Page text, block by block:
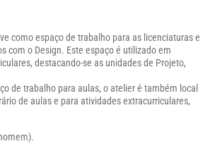
como espaço de trabalho para as licenciaturas e
com o Design. Este espaço é utilizado em
destacando-se as unidades de Projeto,
de trabalho para aulas, o atelier é também local
de aulas e para atividades extracurriculares,